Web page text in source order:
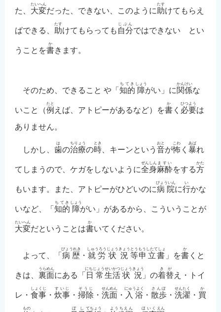
た、 大変
たいへん
だった、できない、このように 助
たす
けてもらえ
ばできる、 助
たす
けてもらっても 自分
じぶん
ではできない とい
うことを書
か
きます。
そのため、できること や「 知的
ちてき
障
しょう
がい」に関係
かんけい
な
いこと（例
たと
えば、アトピーがあるなど）を書
か
く 必要
ひつよう
は
ありません。
しかし、 歯
は
の治療
ちりょう
の時
とき
、キーンという 音
おと
が怖
こわ
く 暴
あば
れ
てしまうので、ケガをしないように全身
ぜんしん
麻酔
ますい
をする方
かた
もいます。また、アトピーがひどいのに病院
びょういん
に行
い
かな
いなど、「 知的
ちてき
障
しょう
がい」があるから、こういうことが
大変
たいへん
だということは書
か
いてください。
よって、「 病歴
びょうれき
・ 就労
しゅうろう
状況
じょうきょう
等
とう
申立書
もうしたてしょ
」を書
か
くと
きは、 裏面
うらめん
にある「 日常
にちじょう
生活
せいかつ
状況
じょうきょう
」の着替
きが
え・トイ
レ・ 食事
しょくじ
・ 炊事
すいじ
・ 掃除
そうじ
・ 洗面
せんめん
・ 入浴
にゅうよく
・ 散歩
さんぽ
・ 洗濯
せんたく
・ 買
か
もの ぼし てちょう ようちえん ほいく えん